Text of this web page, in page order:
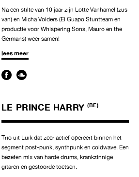
Na een stilte van 10 jaar zijn Lotte Vanhamel (zus
van) en Micha Volders (El Guapo Stuntteam en
productie voor Whispering Sons, Mauro en the
Germans) weer samen!
lees meer
LE PRINCE HARRY (BE)
Trio uit Luik dat zeer actief opereert binnen het
segment post-punk, synthpunk en coldwave. Een
bezeten mix van harde drums, krankzinnige
gitaren en gestoorde toetsen.